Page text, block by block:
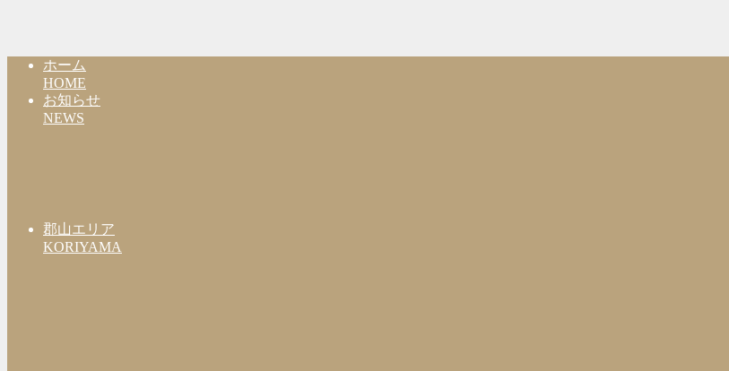
ホーム
HOME
お知らせ
NEWS
郡山エリア
KORIYAMA